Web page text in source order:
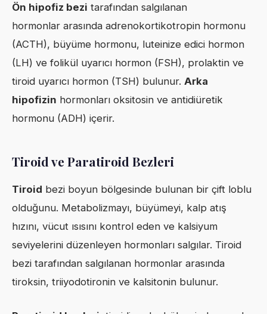
Ön hipofiz bezi tarafından salgılanan
hormonlar arasında adrenokortikotropin hormonu
(ACTH), büyüme hormonu, luteinize edici hormon
(LH) ve folikül uyarıcı hormon (FSH), prolaktin ve
tiroid uyarıcı hormon (TSH) bulunur. Arka
hipofizin hormonları oksitosin ve antidiüretik
hormonu (ADH) içerir.
Tiroid ve Paratiroid Bezleri
Tiroid bezi boyun bölgesinde bulunan bir çift loblu
olduğunu. Metabolizmayı, büyümeyi, kalp atış
hızını, vücut ısısını kontrol eden ve kalsiyum
seviyelerini düzenleyen hormonları salgılar. Tiroid
bezi tarafından salgılanan hormonlar arasında
tiroksin, triiyodotironin ve kalsitonin bulunur.